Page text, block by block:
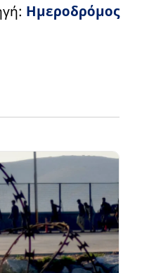
Ημεροδρόμος